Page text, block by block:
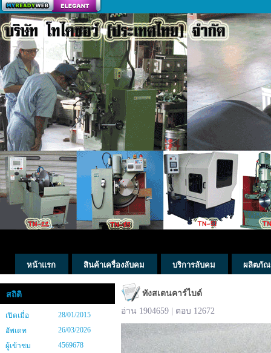
สร้างเว็บ
หน้าแรก สินค้าเครื่องลับคม บริการลับคม ผลิตภัณ
สถิติ
เปิดเมื่อ
28/01/2015
อัพเดท
26/03/2026
ผู้เข้าชม
4569678
ทังสเตนคาร์ไบด์
อ่าน 1904659 | ตอบ 12672